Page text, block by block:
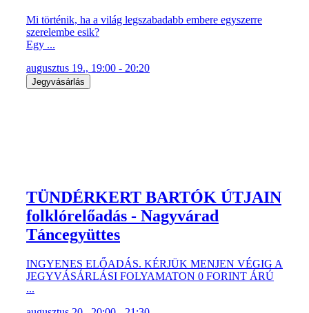
Mi történik, ha a világ legszabadabb embere egyszerre
szerelembe esik?
Egy ...
augusztus 19., 19:00 - 20:20
Jegyvásárlás
TÜNDÉRKERT BARTÓK ÚTJAIN
folklórelőadás - Nagyvárad
Táncegyüttes
INGYENES ELŐADÁS. KÉRJÜK MENJEN VÉGIG A
JEGYVÁSÁRLÁSI FOLYAMATON 0 FORINT ÁRÚ
...